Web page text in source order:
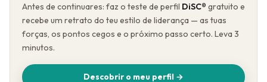
Antes de continuares: faz o teste de perfil DiSC® gratuito e
recebe um retrato do teu estilo de liderança — as tuas
forças, os pontos cegos e o próximo passo certo. Leva 3
minutos.
Descobrir o meu perfil →